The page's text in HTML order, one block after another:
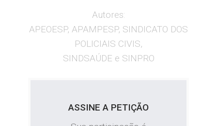
Autores:
APEOESP, APAMPESP, SINDICATO DOS
POLICIAIS CIVIS,
SINDSAÚDE e SINPRO
ASSINE A PETIÇÃO